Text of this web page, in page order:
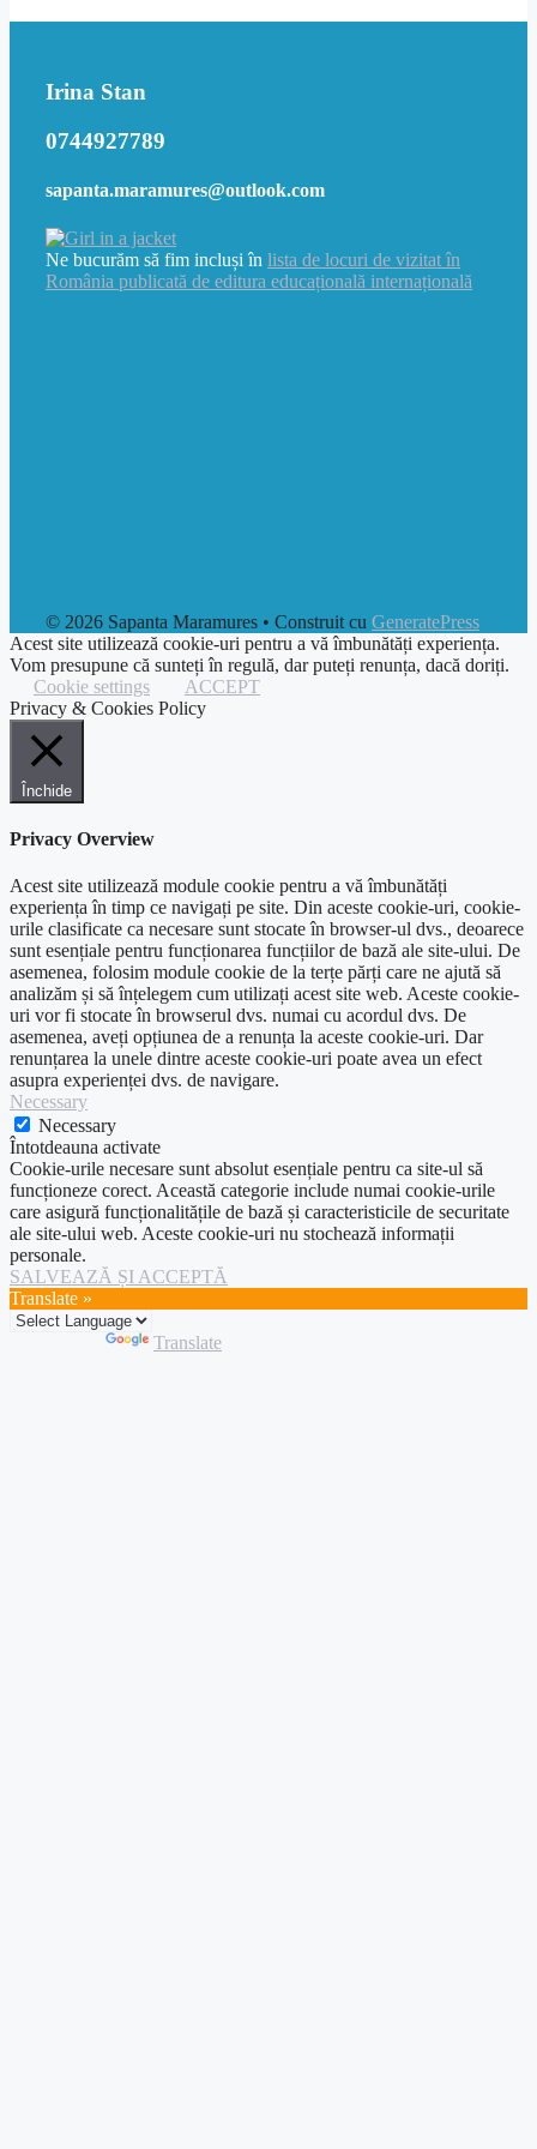
Irina Stan
0744927789
sapanta.maramures@outlook.com
Ne bucurăm să fim incluși în lista de locuri de vizitat în
România publicată de editura educațională internațională
© 2026 Sapanta Maramures • Construit cu GeneratePress
Acest site utilizează cookie-uri pentru a vă îmbunătăți experiența.
Vom presupune că sunteți în regulă, dar puteți renunța, dacă doriți.
Cookie settings
ACCEPT
Privacy & Cookies Policy
Închide
Privacy Overview
Acest site utilizează module cookie pentru a vă îmbunătăți
experiența în timp ce navigați pe site. Din aceste cookie-uri, cookie-
urile clasificate ca necesare sunt stocate în browser-ul dvs., deoarece
sunt esențiale pentru funcționarea funcțiilor de bază ale site-ului. De
asemenea, folosim module cookie de la terțe părți care ne ajută să
analizăm și să înțelegem cum utilizați acest site web. Aceste cookie-
uri vor fi stocate în browserul dvs. numai cu acordul dvs. De
asemenea, aveți opțiunea de a renunța la aceste cookie-uri. Dar
renunțarea la unele dintre aceste cookie-uri poate avea un efect
asupra experienței dvs. de navigare.
Necessary
Necessary
Întotdeauna activate
Cookie-urile necesare sunt absolut esențiale pentru ca site-ul să
funcționeze corect. Această categorie include numai cookie-urile
care asigură funcționalitățile de bază și caracteristicile de securitate
ale site-ului web. Aceste cookie-uri nu stochează informații
personale.
SALVEAZĂ ȘI ACCEPTĂ
Translate »
Translate